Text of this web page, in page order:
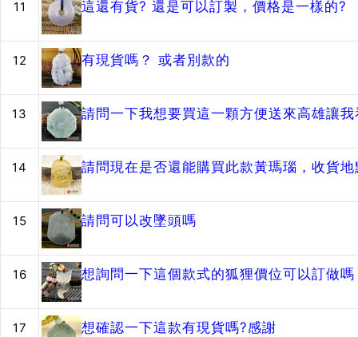
11 這還有貨? 還是可以訂製，價格是一樣的?
12 有現貨嗎？ 或者別款的
13 請問一下我想要買這一顆方便送來高雄讓
14 請問現在是否還能購買此款黃瑪瑙，收貨
15 請問可以改墜頭嗎
16 想詢問一下這個款式的狐狸價位可以訂做
17 想確認一下這款有現貨嗎?感謝